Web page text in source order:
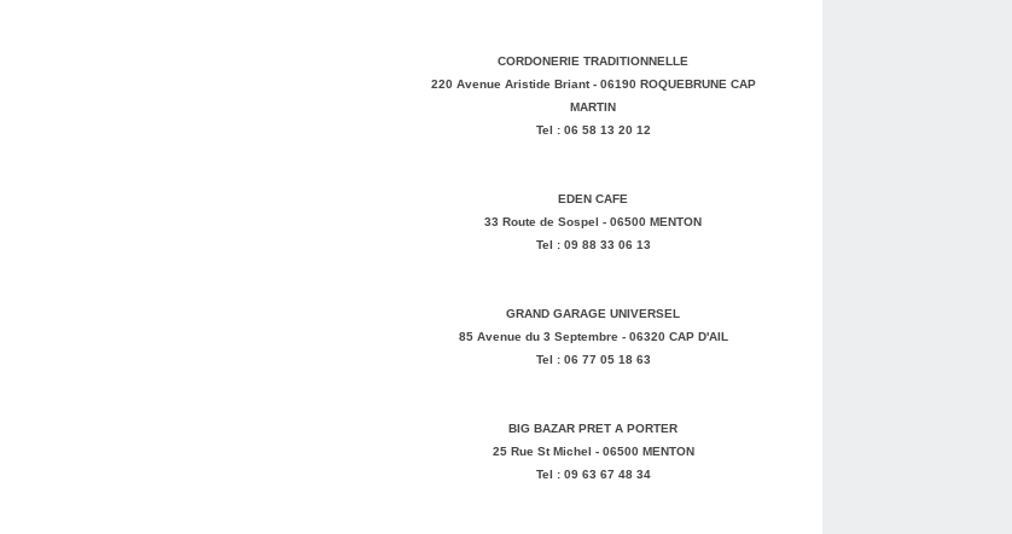
CORDONERIE TRADITIONNELLE
220 Avenue Aristide Briant - 06190 ROQUEBRUNE CAP
MARTIN
Tel : 06 58 13 20 12
EDEN CAFE
33 Route de Sospel - 06500 MENTON
Tel : 09 88 33 06 13
GRAND GARAGE UNIVERSEL
85 Avenue du 3 Septembre - 06320 CAP D'AIL
Tel : 06 77 05 18 63
BIG BAZAR PRET A PORTER
25 Rue St Michel - 06500 MENTON
Tel : 09 63 67 48 34